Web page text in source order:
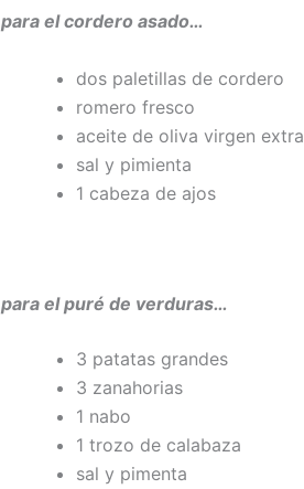
para el cordero asado…
dos paletillas de cordero
romero fresco
aceite de oliva virgen extra
sal y pimienta
1 cabeza de ajos
para el puré de verduras…
3 patatas grandes
3 zanahorias
1 nabo
1 trozo de calabaza
sal y pimenta